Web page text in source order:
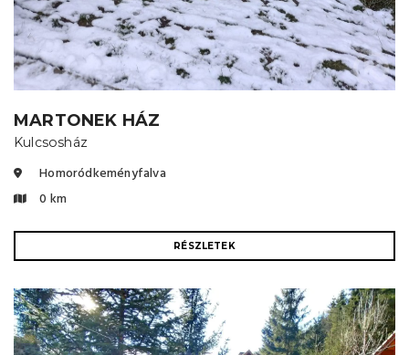
MARTONEK HÁZ
Kulcsosház
Homoródkeményfalva
0 km
RÉSZLETEK